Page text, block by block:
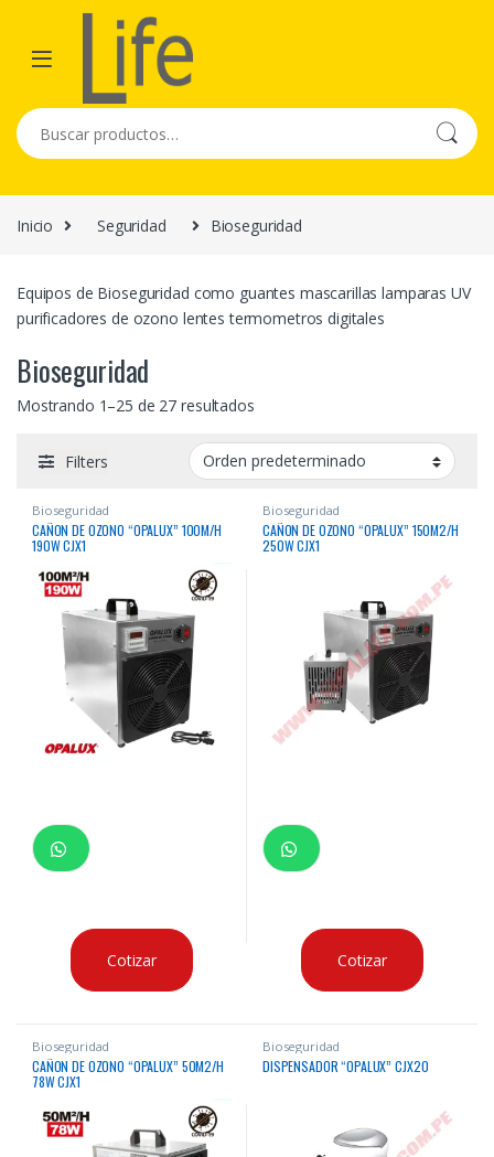
Skip to navigation
Skip to content
Buscar por:
Inicio Seguridad Bioseguridad
Equipos de Bioseguridad como guantes mascarillas lamparas UV
purificadores de ozono lentes termometros digitales
Bioseguridad
Mostrando 1–25 de 27 resultados
Filters
Bioseguridad
CAÑON DE OZONO “OPALUX” 100M/H
190W CJX1
Cotizar
Bioseguridad
CAÑON DE OZONO “OPALUX” 150M2/H
250W CJX1
Cotizar
Bioseguridad
CAÑON DE OZONO “OPALUX” 50M2/H
78W CJX1
Bioseguridad
DISPENSADOR “OPALUX” CJX20